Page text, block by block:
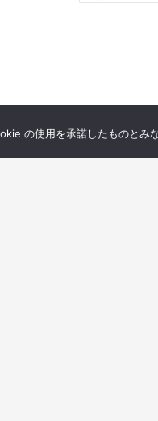
索:
の使用を承諾したものとみな